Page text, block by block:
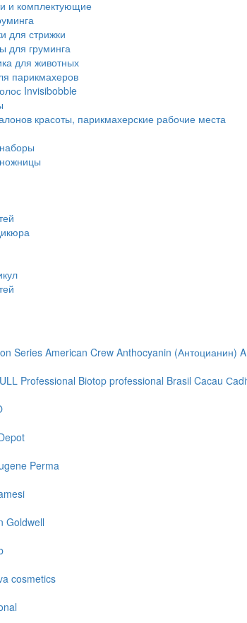
и комплектующие
для стрижки
для груминга
для животных
парикмахеров
Invisibobble
красоты, парикмахерские рабочие места
Series American Crew Anthocyanin (Антоцианин)
Professional Biotop professional Brasil Cacau
Perma
Goldwell
cosmetics